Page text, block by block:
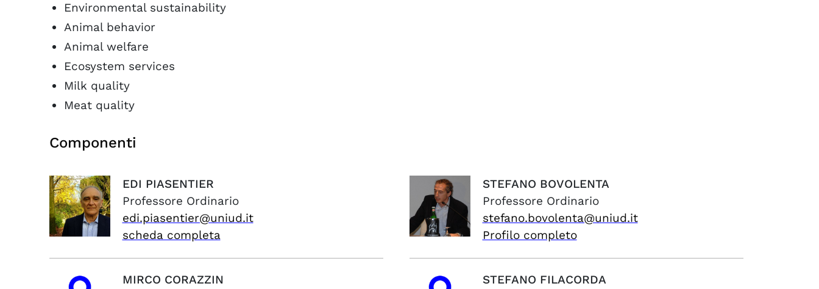
Environmental sustainability
Animal behavior
Animal welfare
Ecosystem services
Milk quality
Meat quality
Componenti
EDI PIASENTIER
Professore Ordinario
edi.piasentier@uniud.it
scheda completa
STEFANO BOVOLENTA
Professore Ordinario
stefano.bovolenta@uniud.it
Profilo completo
MIRCO CORAZZIN
STEFANO FILACORDA